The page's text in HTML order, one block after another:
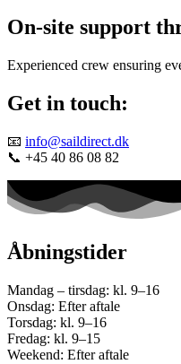
On-site support
Experienced crew ensuring
Get in touch:
📧 info@saildirect.dk
📞 +45 40 86 08 82
Åbningstider
Mandag – tirsdag: kl. 9–16
Onsdag: Efter aftale
Torsdag: kl. 9–16
Fredag: kl. 9–15
Weekend: Efter aftale